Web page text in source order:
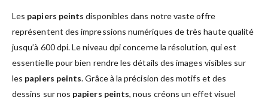
Les papiers peints disponibles dans notre vaste offre
représentent des impressions numériques de très haute qualité
jusqu’à 600 dpi. Le niveau dpi concerne la résolution, qui est
essentielle pour bien rendre les détails des images visibles sur
les papiers peints. Grâce à la précision des motifs et des
dessins sur nos papiers peints, nous créons un effet visuel